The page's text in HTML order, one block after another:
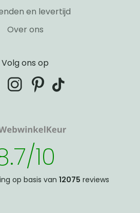
en levertijd
Over ons
Volg ons op
instagram
pinterest
tiktok
10
op basis van 12075 reviews